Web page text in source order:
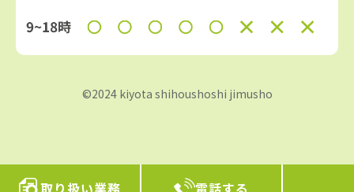
取り扱い業務 電話する
©2024 kiyota shihoushoshi jimusho